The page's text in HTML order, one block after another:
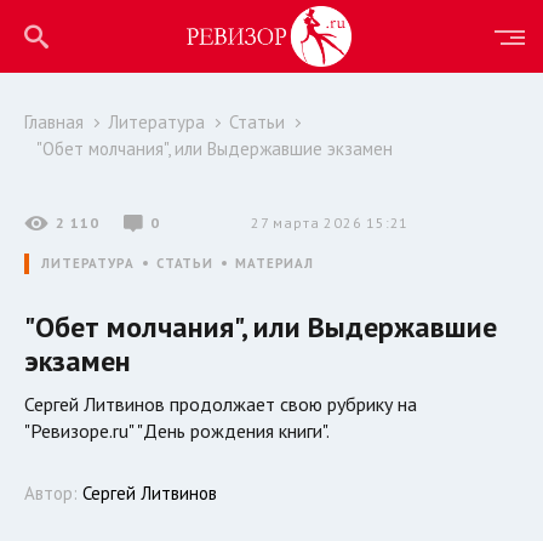
Главная Литература
Статьи
"Обет молчания", или Выдержавшие экзамен
2 110 0 27 марта 2026 15:21
ЛИТЕРАТУРА СТАТЬИ МАТЕРИАЛ
"Обет молчания", или Выдержавшие
экзамен
Сергей Литвинов продолжает свою рубрику на
"Ревизоре.ru" "День рождения книги".
Автор: Сергей Литвинов